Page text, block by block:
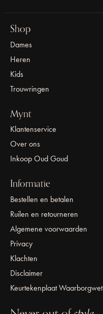
Shop
Dames
Heren
Kids
Trouwringen
Mynt
Klantenservice
Over ons
Inkoop Oud Goud
Informatie
Bestellen en betalen
Ruilen en retourneren
Algemene voorwaarden
Privacy
Klachten
Disclaimer
Keurtekenplaat Waarborgwet